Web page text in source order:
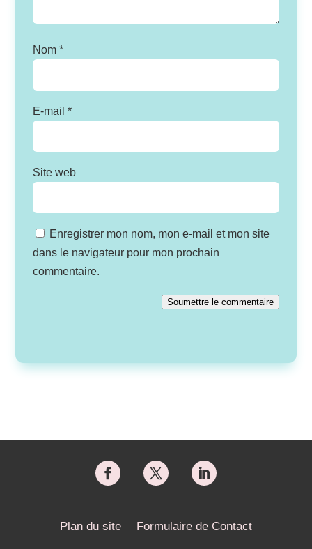
Nom*
E-mail*
Site web
Enregistrer mon nom, mon e-mail et mon site
dans le navigateur pour mon prochain
commentaire.
Soumettre le commentaire
Plan du site Formulaire de Contact